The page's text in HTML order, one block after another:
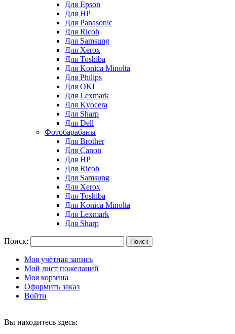
Для Epson
Для HP
Для Panasonic
Для Ricoh
Для Samsung
Для Xerox
Для Toshiba
Для Konica Minolta
Для Philips
Для OKI
Для Lexmark
Для Kyocera
Для Sharp
Для Dell
Фотобарабаны
Для Brother
Для Canon
Для HP
Для Ricoh
Для Samsung
Для Xerox
Для Toshiba
Для Konica Minolta
Для Lexmark
Для Sharp
Поиск: Поиск
Моя учётная запись
Мой лист пожеланий
Моя корзина
Оформить заказ
Войти
Вы находитесь здесь: